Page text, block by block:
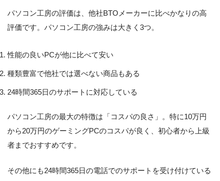
パソコン工房の評価は、他社BTOメーカーに比べかなりの高
評価です。パソコン工房の強みは大きく3つ。
性能の良いPCが他に比べて安い
種類豊富で他社では選べない商品もある
24時間365日のサポートに対応している
パソコン工房の最大の特徴は「コスパの良さ」。特に10万円
から20万円のゲーミングPCのコスパが良く、初心者から上級
者までおすすめです。
その他にも24時間365日の電話でのサポートを受け付けている